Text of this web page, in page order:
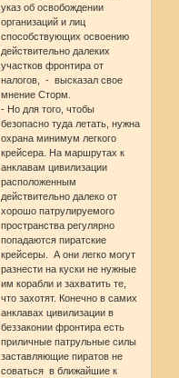
указ об освобождении
организаций и лиц
способствующих освоению
действительно далеких
участков фронтира от
налогов, - высказал свое
мнение Сторм.
- Но для того, чтобы
безопасно туда летать, нужна
охрана минимум легкого
крейсера. На маршрутах к
анклавам цивилизации
расположенным
действительно далеко от
хорошо патрулируемого
пространства регулярно
попадаются пиратские
крейсеры. А они легко могут
разнести на куски не нужные
им корабли и захватить те,
что захотят. Конечно в самих
анклавах цивилизации в
беззаконии фронтира есть
приличные патрульные силы
заставляющие пиратов не
соваться в ближайшие к